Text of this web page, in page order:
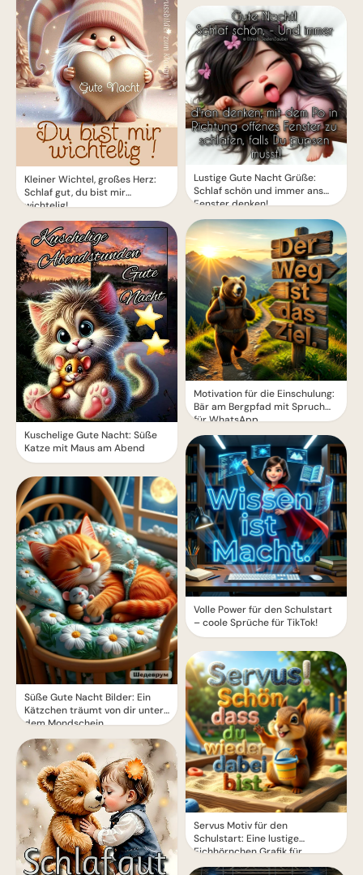
Kleiner Wichtel, großes Herz:
Schlaf gut, du bist mir
wichtelig!
Kuschelige Gute Nacht: Süße
Katze mit Maus am Abend
Süße Gute Nacht Bilder: Ein
Kätzchen träumt von dir unter
dem Mondschein
Lustige Gute Nacht Grüße:
Schlaf schön und immer ans
Fenster denken!
Motivation für die Einschulung:
Bär am Bergpfad mit Spruch
für WhatsApp
Volle Power für den Schulstart
– coole Sprüche für TikTok!
Servus Motiv für den
Schulstart: Eine lustige
Eichhörnchen Grafik für
WhatsApp